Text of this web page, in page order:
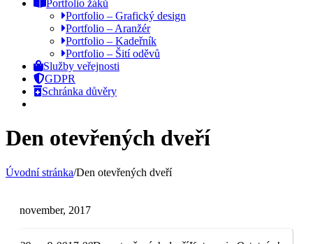
Portfolio žáků
Portfolio – Grafický design
Portfolio – Aranžér
Portfolio – Kadeřník
Portfolio – Šití oděvů
Služby veřejnosti
GDPR
Schránka důvěry
Den otevřených dveří
Úvodní stránka/Den otevřených dveří
november, 2017